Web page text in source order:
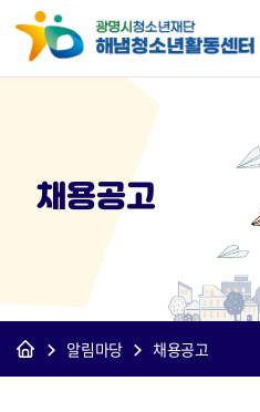
채용공고
알림마당 채용공고